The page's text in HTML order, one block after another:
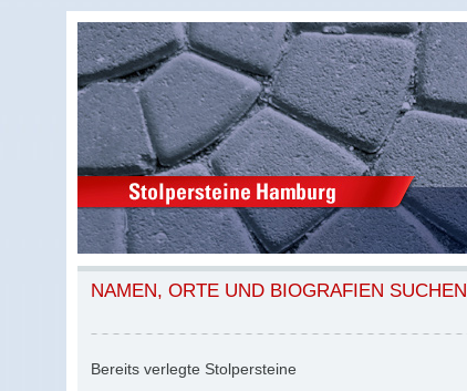
NAMEN, ORTE UND BIOGRAFIEN SUCHEN
Bereits verlegte Stolpersteine